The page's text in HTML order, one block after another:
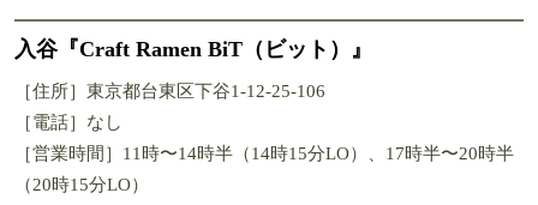
入谷『Craft Ramen BiT（ビット）』
［住所］東京都台東区下谷1-12-25-106
［電話］なし
［営業時間］11時〜14時半（14時15分LO）、17時半〜20時半
（20時15分LO）